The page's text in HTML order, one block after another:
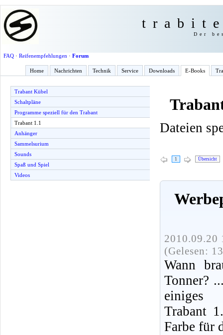
Der
FAQ· Reifenempfehlungen · Forum
Home Nachrichten Technik Service Downloads E-Books
Trabant Kübel
Schaltpläne
Programme speziell für den Trabant
Trabant 1.1
Anhänger
Sammelsurium
Sounds
Spaß und Spiel
Videos
Dateien
1 Übersicht
2010.09.20
(Gelesen:
Wann
Tonner?
einiges
Trabant
Farbe für